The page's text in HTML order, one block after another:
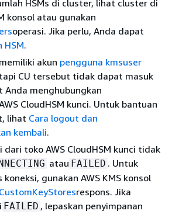
HSMs di cluster, lihat cluster di
konsol atau gunakan
operasi. Jika perlu, Anda dapat
HSM.
akun pengguna kmsuser
CU tersebut tidak dapat masuk
Anda menghubungkan
CloudHSM kunci. Untuk bantuan
lihat Cara logout dan
kembali.
dari toko AWS CloudHSM kunci tidak
atau FAILED . Untuk
gunakan AWS KMS konsol
respons. Jika
FAILED , lepaskan penyimpanan